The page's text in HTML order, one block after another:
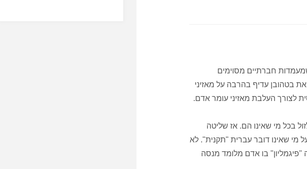
חברתיים מסוימים
בטהובן עדיף בהרבה על מאזיני
לצורך העלבת מאזיני עומר אדם.
בכל מי שאינו הם. אז שליטה
מי שאינו דובר עברית "תקנית". לא
בו אדם מלומד מנסה